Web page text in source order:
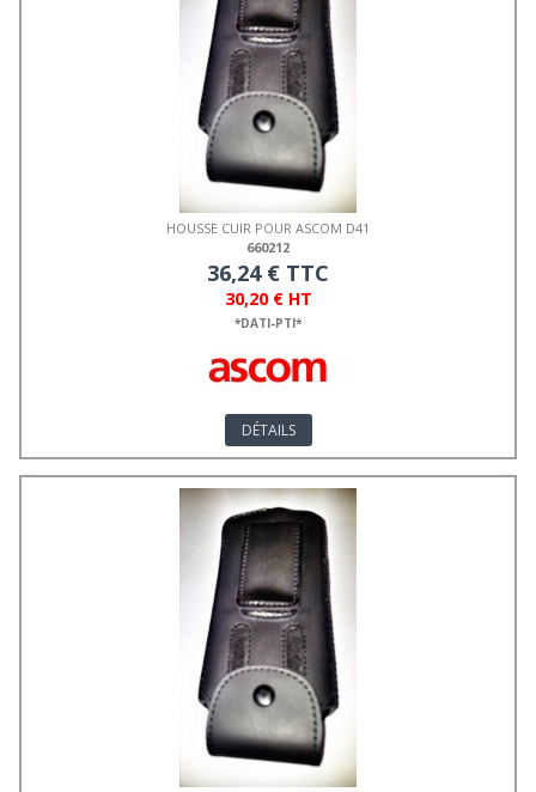
HOUSSE CUIR POUR ASCOM D41
660212
36,24 € TTC
30,20 € HT
*DATI-PTI*
DÉTAILS